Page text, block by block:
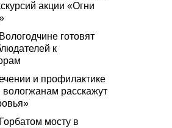
акции «Огни
готовят
к
и профилактике
вологжанам расскажут
мосту в